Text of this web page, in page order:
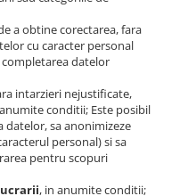
a obtine corectarea, fara
cu caracter personal
datelor
intarzieri nejustificate,
conditii; Este posibil
datelor, sa anonimizeze
personal) si sa
pentru scopuri
, in anumite conditii;